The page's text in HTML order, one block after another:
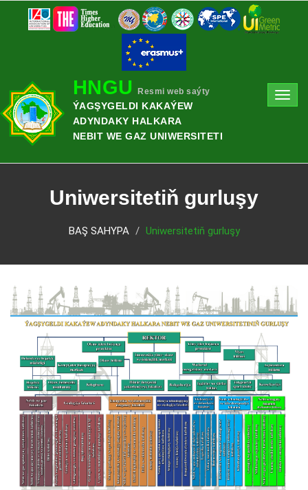
HNGU Resmi web saýty
ÝAGŞYGELDI KAKAÝEW
ADYNDAKY HALKARA
NEBIT WE GAZ UNIWERSITETI
Uniwersitetiň gurluşy
BAŞ SAHYPA Uniwersitetiň gurluşy